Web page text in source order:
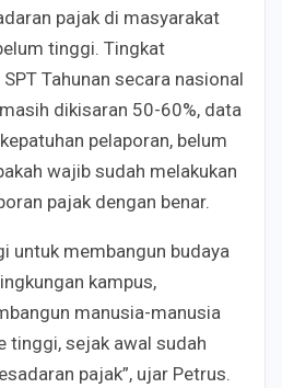
pajak di masyarakat
tinggi. Tingkat
Tahunan secara nasional
dikisaran 50-60%, data
pelaporan, belum
wajib sudah melakukan
pajak dengan benar.
untuk membangun budaya
kampus,
manusia-manusia
tinggi, sejak awal sudah
pajak”, ujar Petrus.